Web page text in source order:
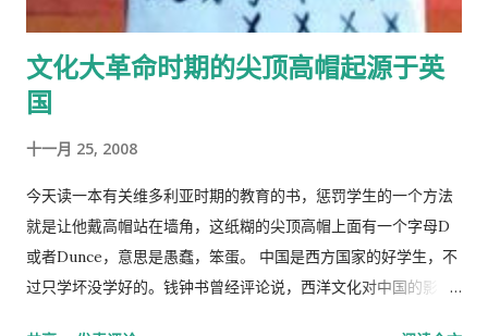
文化大革命时期的尖顶高帽起源于英
国
十一月 25, 2008
今天读一本有关维多利亚时期的教育的书，惩罚学生的一个方法
就是让他戴高帽站在墙角，这纸糊的尖顶高帽上面有一个字母D
或者Dunce，意思是愚蠢，笨蛋。 中国是西方国家的好学生，不
过只学坏没学好的。钱钟书曾经评论说，西洋文化对中国的影